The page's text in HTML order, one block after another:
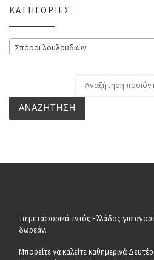
ΚΑΤΗΓΟΡΊΕΣ
Σπόροι λουλουδιών
ΑΝΑΖΉΤΗΣΗ
Τα μεταφορικά εντός Ελλάδος για
δωρεάν.
Μπορείτε να καλείτε καθημερινά